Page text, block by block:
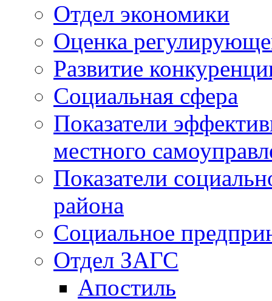
Отдел экономики
Оценка
Развитие
Социальная сфера
Показатели
местного
Показатели
района
Социальное
Отдел ЗАГС
Апостиль